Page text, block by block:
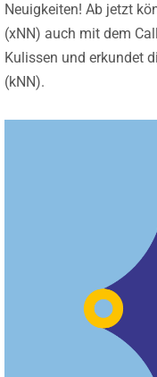
Neuigkeiten! Ab jetzt
(xNN) auch mit dem
Kulissen und erkundet
(kNN).